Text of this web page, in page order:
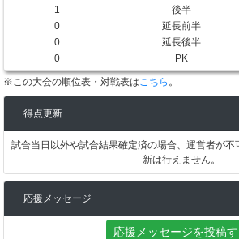
1
後半
0
延長前半
0
延長後半
0
PK
※この大会の順位表・対戦表はこちら 。
得点更新
試合当日以外や試合結果確定済の場合、運営者が不
新は行えません。
応援メッセージ
応援メッセージを投稿す